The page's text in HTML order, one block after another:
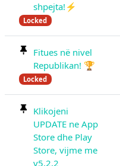
shpejta!⚡️
Locked
Fitues në nivel
Republikan! 🏆
Locked
Klikojeni
UPDATE ne App
Store dhe Play
Store, vijme me
v5.2.2